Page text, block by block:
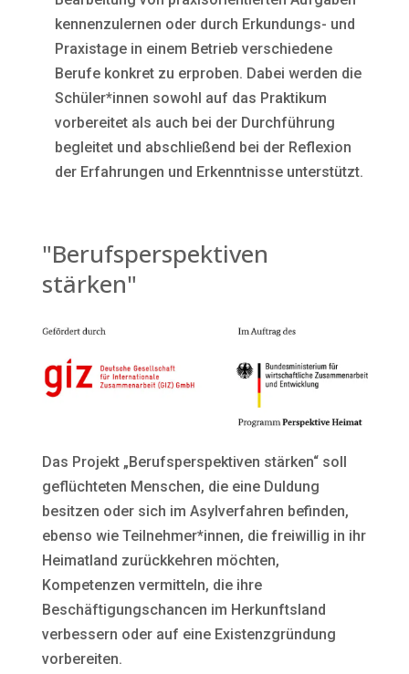
kennenzulernen oder durch Erkundungs- und
Praxistage in einem Betrieb verschiedene
Berufe konkret zu erproben. Dabei werden die
Schüler*innen sowohl auf das Praktikum
vorbereitet als auch bei der Durchführung
begleitet und abschließend bei der Reflexion
der Erfahrungen und Erkenntnisse unterstützt.
"Berufsperspektiven
stärken"
Das Projekt „Berufsperspektiven stärken“ soll
geflüchteten Menschen, die eine Duldung
besitzen oder sich im Asylverfahren befinden,
ebenso wie Teilnehmer*innen, die freiwillig in ihr
Heimatland zurückkehren möchten,
Kompetenzen vermitteln, die ihre
Beschäftigungschancen im Herkunftsland
verbessern oder auf eine Existenzgründung
vorbereiten.